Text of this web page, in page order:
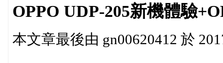
OPPO UDP-205新機體驗
本文章最後由 gn00620412 於